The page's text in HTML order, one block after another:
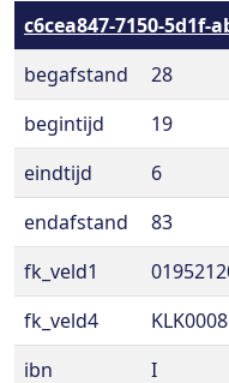
c6cea847-7150-5d1f-
begafstand
28
begintijd
19
eindtijd
6
endafstand
83
fk_veld1
fk_veld4
ibn
I